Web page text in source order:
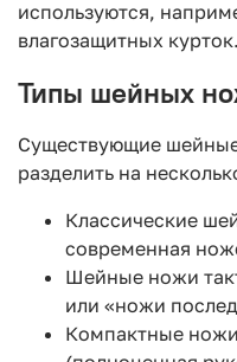
используются,
влагозащитных курток.
Типы шейных
Существующие
разделить на
Классические
современная
Шейные ножи
или «ножи
Компактные ножи